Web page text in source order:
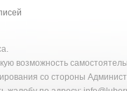
возможность
со стороны